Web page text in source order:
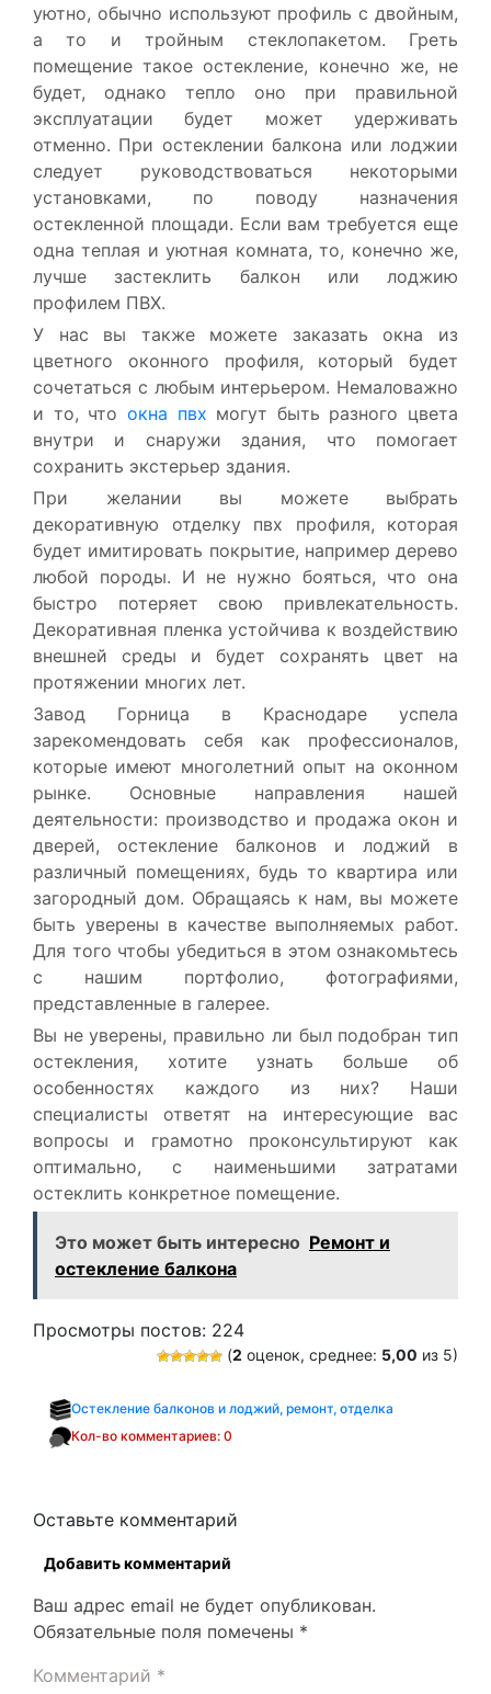
уютно, обычно используют профиль с двойным,
а то и тройным стеклопакетом. Греть
помещение такое остекление, конечно же, не
будет, однако тепло оно при правильной
эксплуатации будет может удерживать
отменно. При остеклении балкона или лоджии
следует руководствоваться некоторыми
установками, по поводу назначения
остекленной площади. Если вам требуется еще
одна теплая и уютная комната, то, конечно же,
лучше застеклить балкон или лоджию
профилем ПВХ.
У нас вы также можете заказать окна из
цветного оконного профиля, который будет
сочетаться с любым интерьером. Немаловажно
и то, что окна пвх могут быть разного цвета
внутри и снаружи здания, что помогает
сохранить экстерьер здания.
При желании вы можете выбрать
декоративную отделку пвх профиля, которая
будет имитировать покрытие, например дерево
любой породы. И не нужно бояться, что она
быстро потеряет свою привлекательность.
Декоративная пленка устойчива к воздействию
внешней среды и будет сохранять цвет на
протяжении многих лет.
Завод Горница в Краснодаре успела
зарекомендовать себя как профессионалов,
которые имеют многолетний опыт на оконном
рынке. Основные направления нашей
деятельности: производство и продажа окон и
дверей, остекление балконов и лоджий в
различный помещениях, будь то квартира или
загородный дом. Обращаясь к нам, вы можете
быть уверены в качестве выполняемых работ.
Для того чтобы убедиться в этом ознакомьтесь
с нашим портфолио, фотографиями,
представленные в галерее.
Вы не уверены, правильно ли был подобран тип
остекления, хотите узнать больше об
особенностях каждого из них? Наши
специалисты ответят на интересующие вас
вопросы и грамотно проконсультируют как
оптимально, с наименьшими затратами
остеклить конкретное помещение.
Это может быть интересно Ремонт и
остекление балкона
Просмотры постов: 224
(2 оценок, среднее: 5,00 из 5)
Остекление балконов и лоджий, ремонт, отделка
Кол-во комментариев: 0
Оставьте комментарий
Добавить комментарий
Ваш адрес email не будет опубликован.
Обязательные поля помечены *
Комментарий *